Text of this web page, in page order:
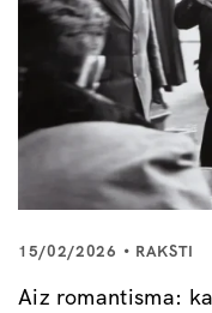
15/02/2026 RAKSTI
Aiz romantisma: